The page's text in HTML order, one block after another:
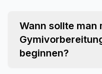
Wann sollte man
beginnen?